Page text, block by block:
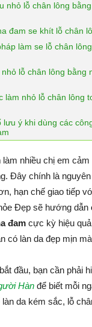
nhỏ lỗ chân lông
đam se khít lỗ chân
làm se lỗ chân
lỗ chân lông bằng
làm nhỏ lỗ chân lông
lưu ý khi dùng các
làm nhiều chị em
Đây chính là
hạn chế giao tiếp
Đẹp sẽ hướng dẫn
đam cực kỳ hiệu
có làn da đẹp mịn
đầu, bạn cần phải
Hàn để biết mỗi
làn da kém sắc, lỗ